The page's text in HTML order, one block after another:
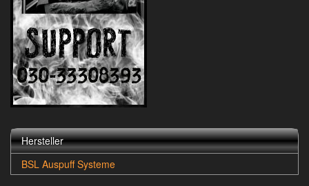
Hersteller
BSL Auspuff Systeme